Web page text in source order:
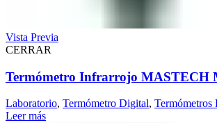
Vista Previa
CERRAR
Termómetro Infrarrojo MASTECH
Laboratorio, Termómetro Digital, Termómetros
Leer más